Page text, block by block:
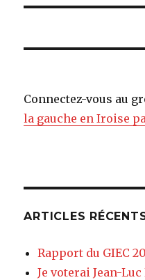
Connectez-vous au
la gauche en Iroise
ARTICLES
Rapport du GIEC
Je voterai Jean-